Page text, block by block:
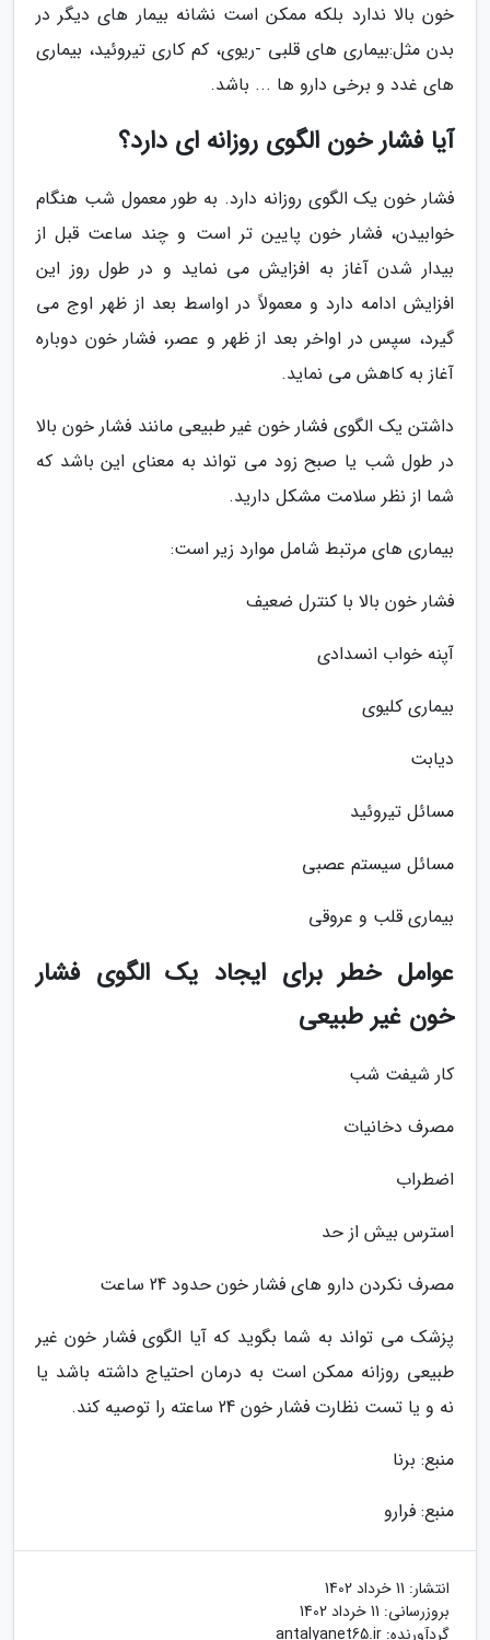
خون بالا ندارد بلکه ممکن است نشانه بیمار های دیگر در
بدن مثل:بیماری های قلبی -ریوی، کم کاری تیروئید، بیماری
های غدد و برخی دارو ها ... باشد.
آیا فشار خون الگوی روزانه ای دارد؟
فشار خون یک الگوی روزانه دارد. به طور معمول شب هنگام
خوابیدن، فشار خون پایین تر است و چند ساعت قبل از
بیدار شدن آغاز به افزایش می نماید و در طول روز این
افزایش ادامه دارد و معمولاً در اواسط بعد از ظهر اوج می
گیرد، سپس در اواخر بعد از ظهر و عصر، فشار خون دوباره
آغاز به کاهش می نماید.
داشتن یک الگوی فشار خون غیر طبیعی مانند فشار خون بالا
در طول شب یا صبح زود می تواند به معنای این باشد که
شما از نظر سلامت مشکل دارید.
بیماری های مرتبط شامل موارد زیر است:
فشار خون بالا با کنترل ضعیف
آپنه خواب انسدادی
بیماری کلیوی
دیابت
مسائل تیروئید
مسائل سیستم عصبی
بیماری قلب و عروقی
عوامل خطر برای ایجاد یک الگوی فشار
خون غیر طبیعی
کار شیفت شب
مصرف دخانیات
اضطراب
استرس بیش از حد
مصرف نکردن دارو های فشار خون حدود 24 ساعت
پزشک می تواند به شما بگوید که آیا الگوی فشار خون غیر
طبیعی روزانه ممکن است به درمان احتیاج داشته باشد یا
نه و یا تست نظارت فشار خون 24 ساعته را توصیه کند.
منبع: برنا
منبع: فرارو
انتشار: 11 خرداد 1402
بروزرسانی: 11 خرداد 1402
گردآورنده: antalyanet65.ir